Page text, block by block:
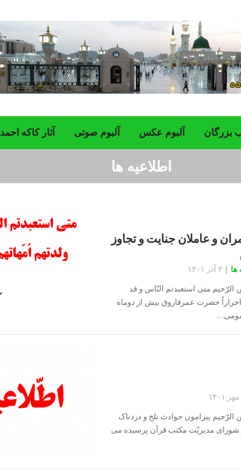
آثار کاکه احمد آلبوم صوتی ‌آلبوم عکس بزرگان
اطلاعیه ها
و عاملان جنایت و تجاوز
ها |۳ آذر ۱۴۰۱
الرّحیم متی استعبدتم النّاس و قد
احراراً حضرت عمرفاروق بیش از دوماه
الرّحیم پیرامون حوادث تلخ و دردناک
شورای مدیریّت مکتب قرآن پرسیده می